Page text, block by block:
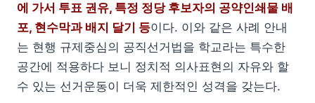
에 가서 투표 권유, 특정 정당 후보자의 공약인쇄물 배
포, 현수막과 배지 달기 등이다. 이와 같은 사례 안내
는 현행 규제중심의 공직선거법을 학교라는 특수한
공간에 적용하다 보니 정치적 의사표현의 자유와 할
수 있는 선거운동이 더욱 제한적인 성격을 갖는다.